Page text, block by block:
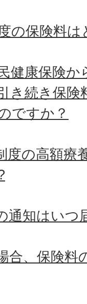
の保険料
健康保険か
き続き保険
ですか？
度の高額療
通知はいつ
合、保険料